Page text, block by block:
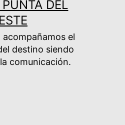
DEL
ESTE
acompañamos el
destino siendo
comunicación.